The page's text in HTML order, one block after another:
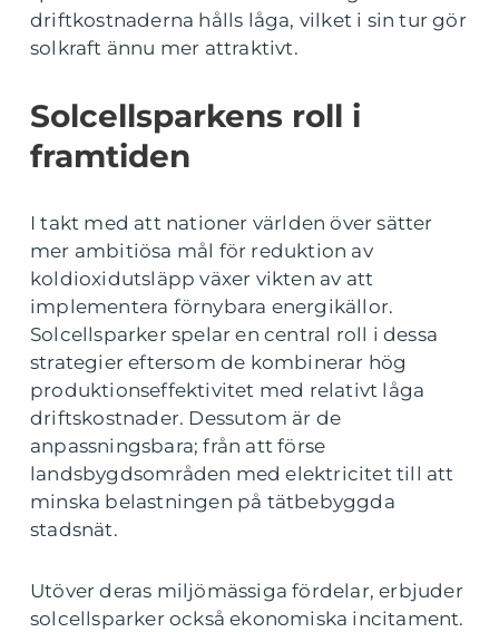
driftkostnaderna hålls låga, vilket i sin tur gör
solkraft ännu mer attraktivt.
Solcellsparkens roll i
framtiden
I takt med att nationer världen över sätter
mer ambitiösa mål för reduktion av
koldioxidutsläpp växer vikten av att
implementera förnybara energikällor.
Solcellsparker spelar en central roll i dessa
strategier eftersom de kombinerar hög
produktionseffektivitet med relativt låga
driftskostnader. Dessutom är de
anpassningsbara; från att förse
landsbygdsområden med elektricitet till att
minska belastningen på tätbebyggda
stadsnät.
Utöver deras miljömässiga fördelar, erbjuder
solcellsparker också ekonomiska incitament.